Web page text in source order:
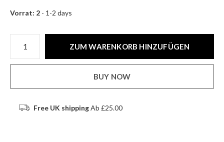
Vorrat: 2 - 1-2 days
ZUM WARENKORB HINZUFÜGEN
BUY NOW
Free UK shippingAb £25.00